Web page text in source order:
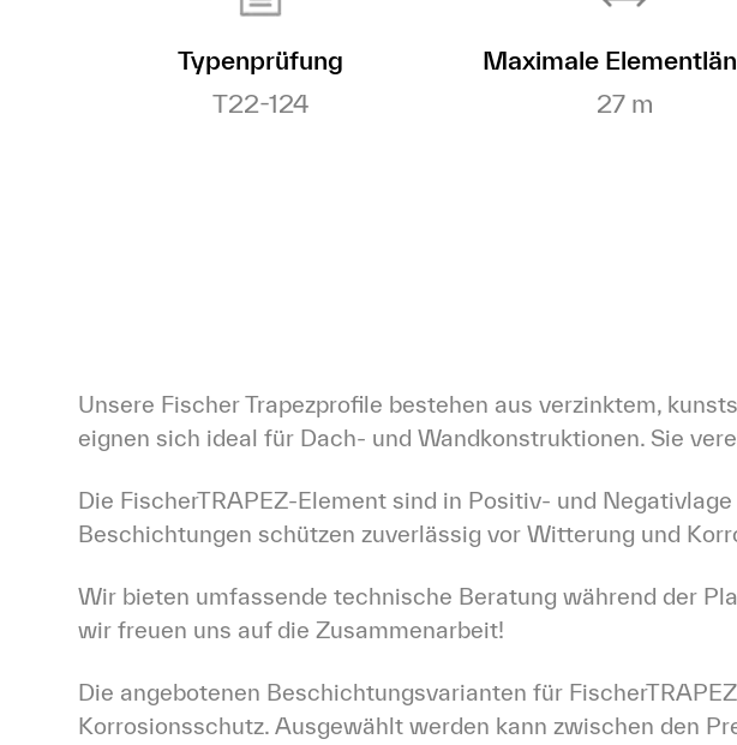
Typenprüfung
T22-124
Maximale
27 m
Unsere Fischer Trapezprofile bestehen aus verzinktem,
eignen sich ideal für Dach- und Wandkonstruktionen. Sie
Die FischerTRAPEZ-Element sind in Positiv- und
Beschichtungen schützen zuverlässig vor Witterung und
Wir bieten umfassende technische Beratung während der
wir freuen uns auf die Zusammenarbeit!
Die angebotenen Beschichtungsvarianten für
Korrosionsschutz. Ausgewählt werden kann zwischen den